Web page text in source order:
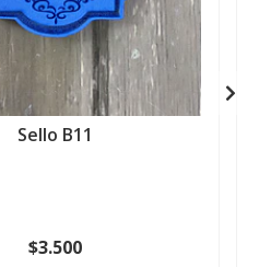
Sello B11
$3.500